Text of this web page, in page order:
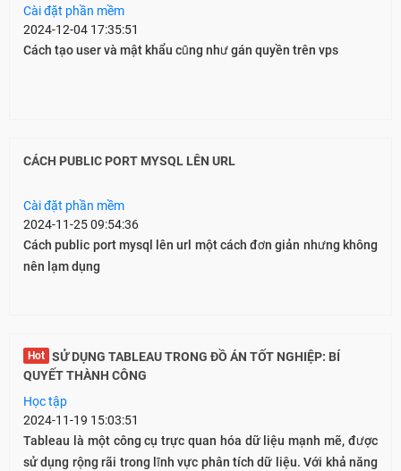
Cài đặt phần mềm
2024-12-04 17:35:51
Cách tạo user và mật khẩu cũng như gán quyền trên vps
CÁCH PUBLIC PORT MYSQL LÊN URL
Cài đặt phần mềm
2024-11-25 09:54:36
Cách public port mysql lên url một cách đơn giản nhưng không
nên lạm dụng
Hot
QUYẾT THÀNH CÔNG
Học tập
2024-11-19 15:03:51
Tableau là một công cụ trực quan hóa dữ liệu mạnh mẽ, được
sử dụng rộng rãi trong lĩnh vực phân tích dữ liệu. Với khả năng